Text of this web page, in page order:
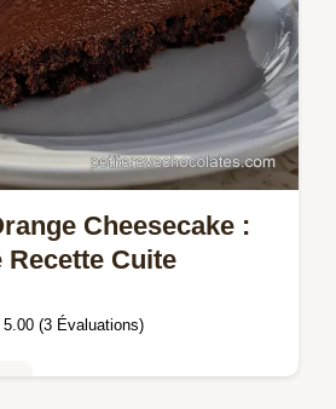
Cheesecake :
Recette Cuite
5.00 (3 Évaluations)